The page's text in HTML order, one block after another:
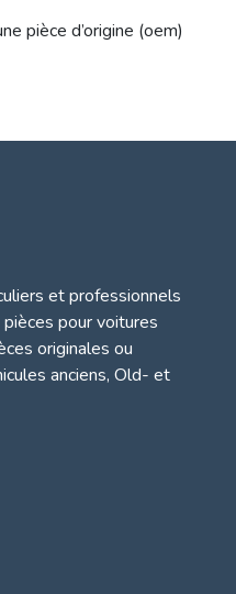
pièce d’origine (oem)
et professionnels
pour voitures
originales ou
anciens, Old- et